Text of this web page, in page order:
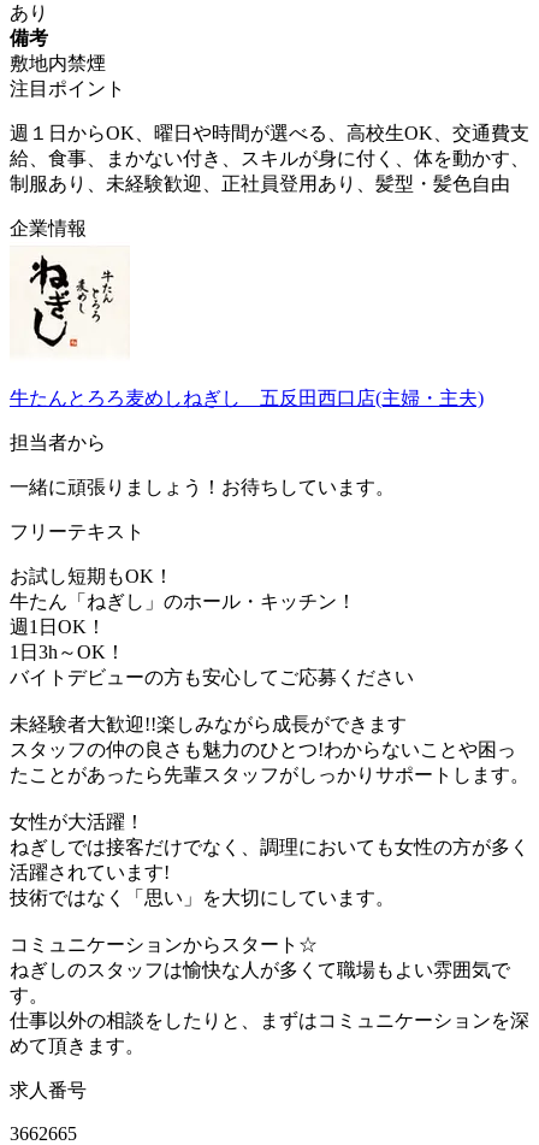
あり
備考
敷地内禁煙
注目ポイント
週１日からOK、曜日や時間が選べる、高校生OK、交通費支
給、食事、まかない付き、スキルが身に付く、体を動かす、
制服あり、未経験歓迎、正社員登用あり、髪型・髪色自由
企業情報
牛たんとろろ麦めしねぎし 五反田西口店(主婦・主夫)
担当者から
一緒に頑張りましょう！お待ちしています。
フリーテキスト
お試し短期もOK！
牛たん「ねぎし」のホール・キッチン！
週1日OK！
1日3h～OK！
バイトデビューの方も安心してご応募ください
未経験者大歓迎!!楽しみながら成長ができます
スタッフの仲の良さも魅力のひとつ!わからないことや困っ
たことがあったら先輩スタッフがしっかりサポートします。
女性が大活躍！
ねぎしでは接客だけでなく、調理においても女性の方が多く
活躍されています!
技術ではなく「思い」を大切にしています。
コミュニケーションからスタート☆
ねぎしのスタッフは愉快な人が多くて職場もよい雰囲気で
す。
仕事以外の相談をしたりと、まずはコミュニケーションを深
めて頂きます。
求人番号
3662665